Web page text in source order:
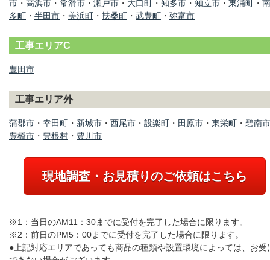
市 ・ 高浜市 ・ 常滑市 ・ 瀬戸市 ・ 大口町 ・ 知多市 ・ 知立市 ・ 東浦町 ・
多町 ・ 半田市 ・ 美浜町 ・ 扶桑町 ・ 武豊町 ・ 弥富市
工事エリアC
豊田市
工事エリア外
蒲郡市 ・ 幸田町 ・ 新城市 ・ 西尾市 ・ 設楽町 ・ 田原市 ・ 東栄町 ・ 碧南市
豊橋市 ・ 豊根村 ・ 豊川市
現地調査・お見積りのご依頼はこちら
※1：当日のAM11：30までに受付を完了した場合に限ります。
※2：前日のPM5：00までに受付を完了した場合に限ります。
●上記対応エリアであっても商品の種類や設置環境によっては、お受